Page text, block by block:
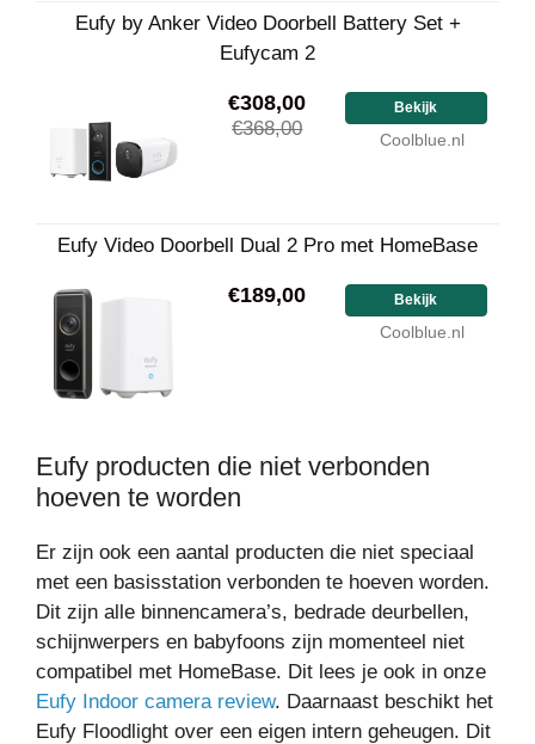
Eufy by Anker Video Doorbell Battery Set +
Eufycam 2
€308,00
€368,00
Bekijk
Coolblue.nl
Eufy Video Doorbell Dual 2 Pro met HomeBase
€189,00 Bekijk
Coolblue.nl
Eufy producten die niet verbonden
hoeven te worden
Er zijn ook een aantal producten die niet speciaal
met een basisstation verbonden te hoeven worden.
Dit zijn alle binnencamera’s, bedrade deurbellen,
schijnwerpers en babyfoons zijn momenteel niet
compatibel met HomeBase. Dit lees je ook in onze
Eufy Indoor camera review. Daarnaast beschikt het
Eufy Floodlight over een eigen intern geheugen. Dit